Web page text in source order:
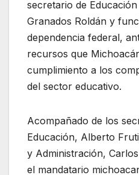
secretario de
Granados Roldán y
dependencia federal,
recursos que
cumplimiento a los
del sector educativo.
Acompañado de los
Educación, Alberto
y Administración,
el mandatario